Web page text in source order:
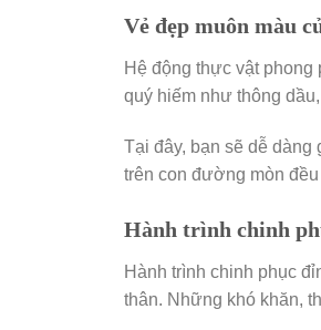
Vẻ đẹp muôn màu
Hệ động thực vật
quý hiếm như thông
Tại đây, bạn sẽ dễ
trên con đường mòn
Hành trình chinh
Hành trình chinh phục
thân. Những khó khăn,